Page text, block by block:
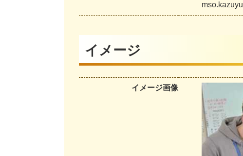
mso.kazuyu
イメージ
イメージ画像